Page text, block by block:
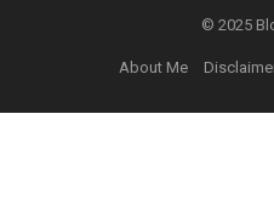
© 2025
About Me